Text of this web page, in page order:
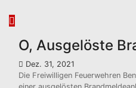
O, Ausgelöste
Dez. 31, 2021
Die Freiwilligen Feuerwehren